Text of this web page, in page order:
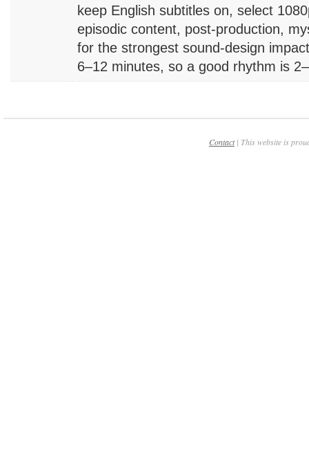
keep English subtitles on, select
episodic content, post-production,
for the strongest sound-design
6–12 minutes, so a good rhythm is
Contact| This website is